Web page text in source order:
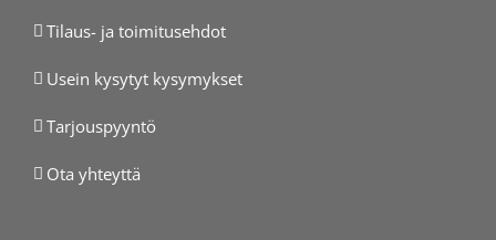
Tilaus- ja toimitusehdot
Usein kysytyt kysymykset
Tarjouspyyntö
Ota yhteyttä